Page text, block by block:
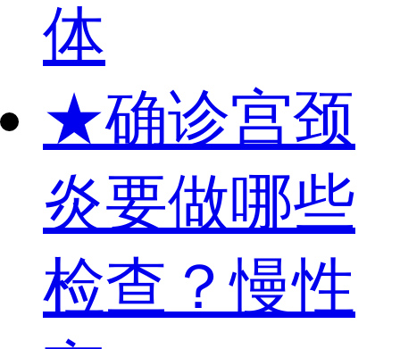
体
★确诊宫颈
炎要做哪些
检查？慢性